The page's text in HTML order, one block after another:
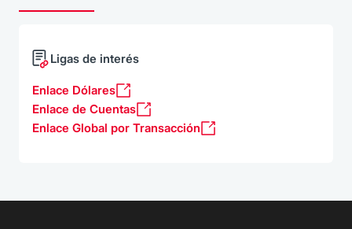
Ligas de interés
Enlace Dólares
Enlace de Cuentas
Enlace Global por Transacción